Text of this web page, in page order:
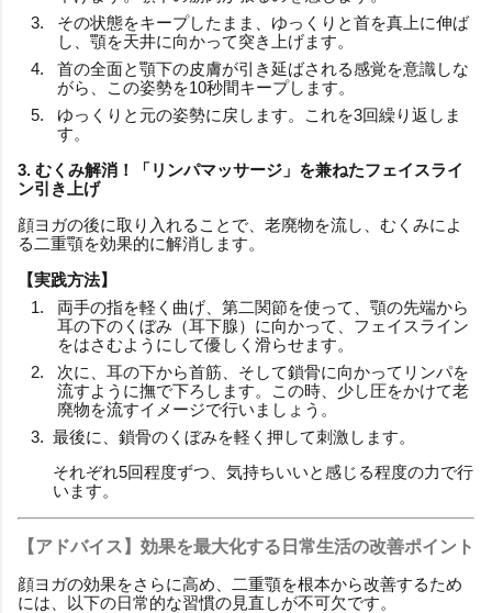
その状態をキープしたまま、ゆっくりと首を真上に伸ば
し、顎を天井に向かって突き上げます。
首の全面と顎下の皮膚が引き延ばされる感覚を意識しな
がら、この姿勢を10秒間キープします。
ゆっくりと元の姿勢に戻します。これを3回繰り返しま
す。
3. むくみ解消！「リンパマッサージ」を兼ねたフェイスライ
ン引き上げ
顔ヨガの後に取り入れることで、老廃物を流し、むくみによ
る二重顎を効果的に解消します。
【実践方法】
両手の指を軽く曲げ、第二関節を使って、顎の先端から
耳の下のくぼみ（耳下腺）に向かって、フェイスライン
をはさむようにして優しく滑らせます。
次に、耳の下から首筋、そして鎖骨に向かってリンパを
流すように撫で下ろします。この時、少し圧をかけて老
廃物を流すイメージで行いましょう。
最後に、鎖骨のくぼみを軽く押して刺激します。
それぞれ5回程度ずつ、気持ちいいと感じる程度の力で行
います。
【アドバイス】効果を最大化する日常生活の改善ポイント
顔ヨガの効果をさらに高め、二重顎を根本から改善するため
には、以下の日常的な習慣の見直しが不可欠です。